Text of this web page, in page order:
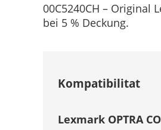
00C5240CH – Original
bei 5 % Deckung.
Kompatibilitat
Lexmark OPTRA